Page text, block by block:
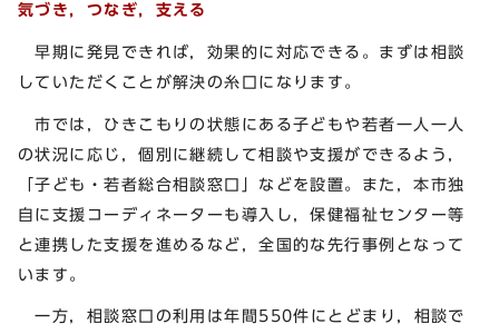
気づき，つなぎ，支える
早期に発見できれば，効果的に対応できる。まずは相談
していただくことが解決の糸口になります。
市では，ひきこもりの状態にある子どもや若者一人一人
の状況に応じ，個別に継続して相談や支援ができるよう，
「子ども・若者総合相談窓口」などを設置。また，本市独
自に支援コーディネーターも導入し，保健福祉センター等
と連携した支援を進めるなど，全国的な先行事例となって
います。
一方，相談窓口の利用は年間550件にとどまり，相談で